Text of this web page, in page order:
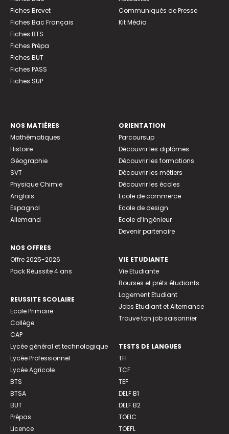
Fiches Brevet
Fiches Bac Français
Fiches BTS
Fiches Prépa
Fiches BUT
Fiches PASS
Fiches SUP
Communiqués de Presse
Kit Média
NOS MATIÈRES
Mathématiques
Histoire
Géographie
SVT
Physique Chimie
Anglais
Espagnol
Allemand
NOS OFFRES
Offre 2025-2026
Pack Réussite 4 ans
REUSSITE SCOLAIRE
Ecole Primaire
Collège
CAP
Lycée général et technologique
Lycée Professionnel
Lycée Agricole
BTS
BTSA
BUT
Prépas
Licence
ORIENTATION
Parcoursup
Découvrir les diplômes
Découvrir les formations
Découvrir les métiers
Découvrir les écoles
Ecole de commerce
Ecole de design
Ecole d’ingénieur
Devenir partenaire
VIE ETUDIANTE
Vie Etudiante
Bourses et prêts étudiants
Logement Etudiant
Jobs Etudiant et Alternance
Trouve ton job saisonnier
TESTS DE LANGUES
TFI
TCF
TEF
DELF B1
DELF B2
TOEIC
TOEFL